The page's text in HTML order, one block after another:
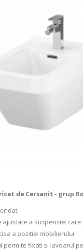
de Cersanit - grup
ajustare a suspensiei care
a pozitiei mobilierului
permite fixati si lavoarul